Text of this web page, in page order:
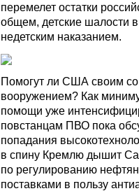
перемелет остатки
общем, детские шалости
недетским наказанием.
Помогут ли США своим
вооружением? Как
помощи уже
повстанцам ПВО пока
попадания
в спину Кремлю дышит
по регулированию
поставками в пользу